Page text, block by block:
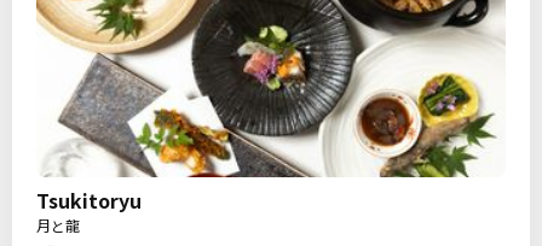
Tsukitoryu
月と龍